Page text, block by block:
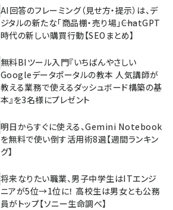
AI回答のフレーミング（見せ方・提示）は、デ
ジタルの新たな「商品棚・売り場」――ChatGPT
時代の新しい購買行動【SEOまとめ】
無料BIツール入門『いちばんやさしい
Googleデータポータルの教本 人気講師が
教える業務で使えるダッシュボード構築の基
本』を3名様にプレゼント
明日からすぐに使える、Gemini Notebook
を無料で使い倒す活用術8選【週間ランキン
グ】
将来なりたい職業、男子中学生はITエンジ
ニアが5位→1位に！ 高校生は男女とも公務
員がトップ【ソニー生命調べ】